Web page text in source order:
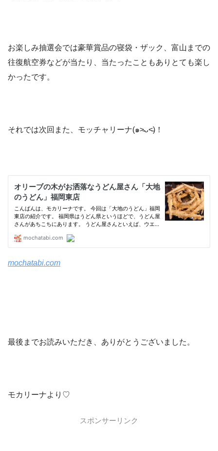
お楽しみ抽選会では豪華賞品の寝袋・ザック、富山までの
往復航空券などが当たり、当たったこともありとても楽し
かったです。
それでは次回また、モッチャリーナ(๑˃̵ᴗ˂̵)！
mochatabi.com
最後までお読みいただき、ありがとうございました。
モカリーナより♡
スポンサーリンク